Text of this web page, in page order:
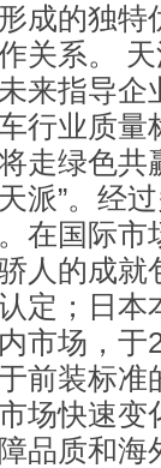
成的独特
关系。
来指导
行业质量
走绿色共
派”。经
在国际市
人的成
定；日本
市场，
前装标准
场快速变
品质和海